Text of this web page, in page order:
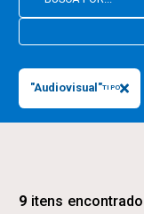
"Audiovisual"TIPO
9 itens